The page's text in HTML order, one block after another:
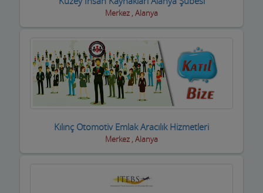
Balık Evi Restaurant
Bar Disko Cafe
Basın ve Medya
Bebek ve Çocuk Mağazası
Merkez , Alanya
Kılınç Otomotiv Emlak Aracılık Hizmetleri
Merkez , Alanya